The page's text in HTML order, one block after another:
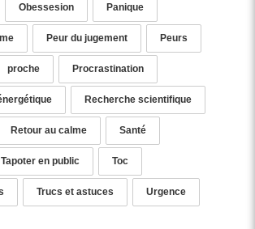
Obessesion Panique
Peur du jugement Peurs
proche Procrastination
Recherche scientifique
Retour au calme Santé
Tapoter en public Toc
Trucs et astuces Urgence